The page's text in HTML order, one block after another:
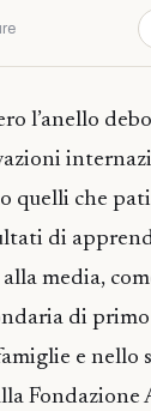
l’anello
quelli che
di
media,
di
e nello
Fondazione